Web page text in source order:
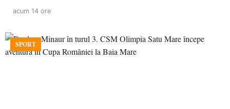
acum 14 ore
SPORT